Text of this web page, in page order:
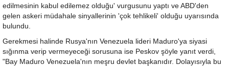
edilmesinin kabul edilemez olduğu' vurgusunu yaptı ve ABD'den
gelen askeri müdahale sinyallerinin 'çok tehlikeli' olduğu uyarısında
bulundu.
Gerekmesi halinde Rusya'nın Venezuela lideri Maduro'ya siyasi
sığınma verip vermeyeceği sorusuna ise Peskov şöyle yanıt verdi,
"Bay Maduro Venezuela'nın meşru devlet başkanıdır. Dolayısıyla bu